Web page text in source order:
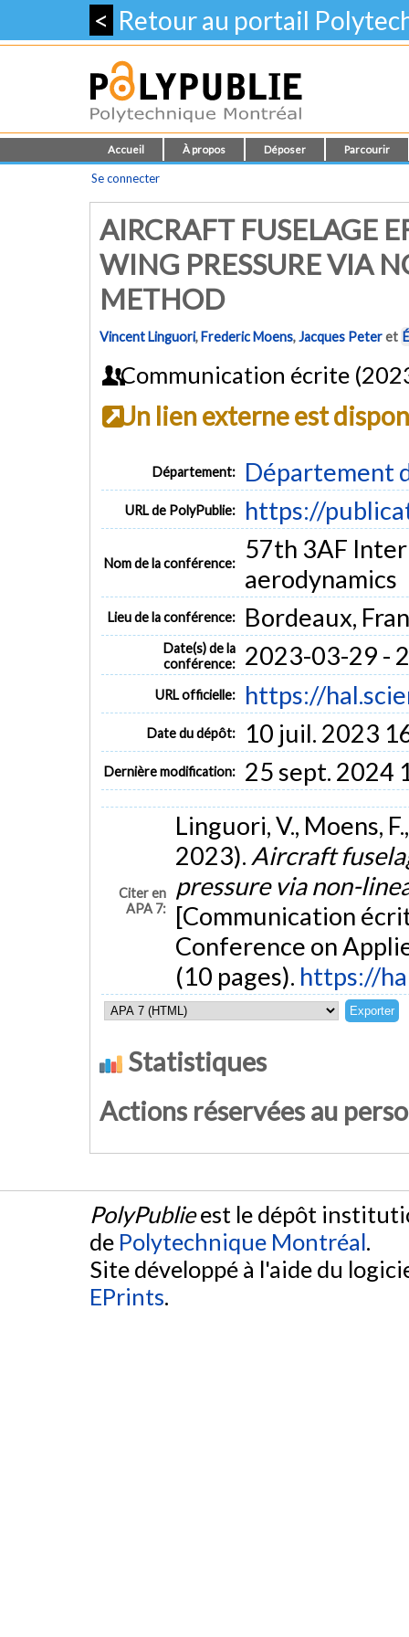
< Retour au portail
Accueil À propos Déposer Parcourir
Se connecter
AIRCRAFT FUSELAGE
WING PRESSURE VIA
METHOD
Vincent Linguori,Frederic Moens,Jacques Peteret
Communication écrite
Un lien externe est
Département: Département
URL de PolyPublie: https://
Nom de la conférence:
57th 3AF
aerodynamics
Lieu de la conférence: Bordeaux,
Date(s) de la
conférence:
2023-03-29 -
URL officielle: https://
Date du dépôt: 10 juil. 2023
Dernière modification: 25 sept. 2024
Citer en
APA 7:
Linguori, V., Moens,
2023). Aircraft
pressure via non-
[Communication
Conference on
(10 pages). https://
Statistiques
Actions réservées au
PolyPublieest le dépôt
de Polytechnique Montréal.
Site développé à l'aide du
EPrints.